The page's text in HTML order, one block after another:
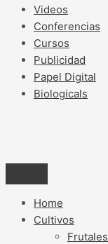
Videos
Conferencias
Cursos
Publicidad
Papel Digital
Biologicals
Home
Cultivos
Frutales